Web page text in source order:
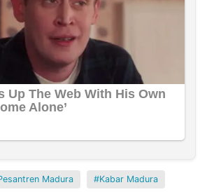
Madura Kabar Madura